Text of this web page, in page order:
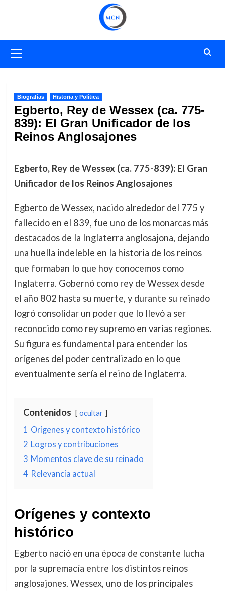
primario
Biografías Historia y Política
Egberto, Rey de Wessex (ca. 775-
839): El Gran Unificador de los
Reinos Anglosajones
Egberto, Rey de Wessex (ca. 775-839): El Gran
Unificador de los Reinos Anglosajones
Egberto de Wessex, nacido alrededor del 775 y
fallecido en el 839, fue uno de los monarcas más
destacados de la Inglaterra anglosajona, dejando
una huella indeleble en la historia de los reinos
que formaban lo que hoy conocemos como
Inglaterra. Gobernó como rey de Wessex desde
el año 802 hasta su muerte, y durante su reinado
logró consolidar un poder que lo llevó a ser
reconocido como rey supremo en varias regiones.
Su figura es fundamental para entender los
orígenes del poder centralizado en lo que
eventualmente sería el reino de Inglaterra.
Contenidos ocultar
1 Orígenes y contexto histórico
2 Logros y contribuciones
3 Momentos clave de su reinado
4 Relevancia actual
Orígenes y contexto
histórico
Egberto nació en una época de constante lucha
por la supremacía entre los distintos reinos
anglosajones. Wessex, uno de los principales